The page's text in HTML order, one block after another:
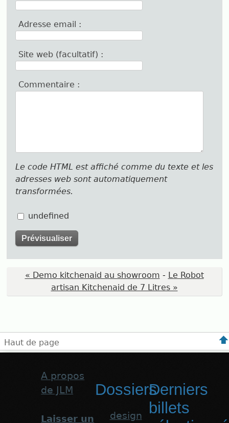
Adresse email :
Site web (facultatif) :
Commentaire :
Le code HTML est affiché comme du texte et les
adresses web sont automatiquement
transformées.
undefined
« Demo kitchenaid au showroom - Le Robot
artisan Kitchenaid de 7 Litres »
Haut de page
A propos
de JLM
Laisser un
Dossiers
design
Derniers
billets